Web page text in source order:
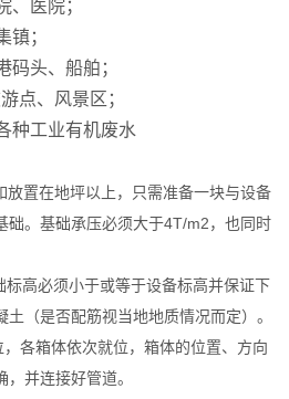
医院；
；
头、船舶；
点、风景区；
种工业有机废水
放置在地坪以上，只需准备一块与设备
础。基础承压必须大于4T/m2，也同时
高必须小于或等于设备标高并保证下
（是否配筋视当地地质情况而定）。
各箱体依次就位，箱体的位置、方向
并连接好管道。